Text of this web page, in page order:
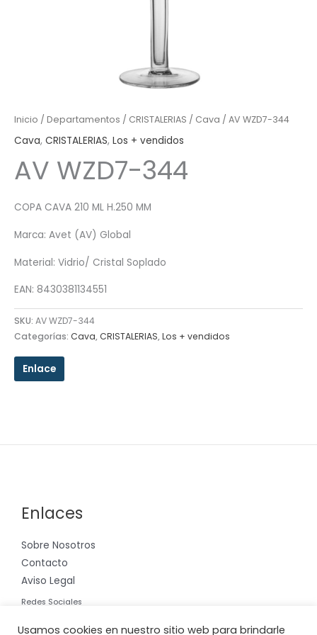
Inicio / Departamentos / CRISTALERIAS / Cava / AV WZD7-344
Cava, CRISTALERIAS, Los + vendidos
AV WZD7-344
COPA CAVA 210 ML H.250 MM
Marca: Avet (AV) Global
Material: Vidrio/ Cristal Soplado
EAN: 8430381134551
SKU: AV WZD7-344
Categorías: Cava,CRISTALERIAS,Los + vendidos
Enlace
Enlaces
Sobre Nosotros
Contacto
Aviso Legal
Redes Sociales
Usamos cookies en nuestro sitio web para brindarle